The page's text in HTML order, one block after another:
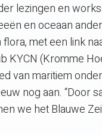
lezingen en
en oceaan
met een link
KYCN (Kromme
van maritiem
nog aan. “Door
we het Blauwe